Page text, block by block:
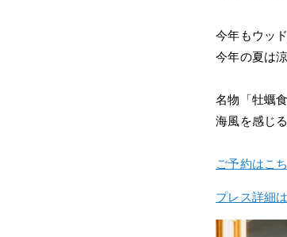
今年もウッ
今年の夏は
名物「牡蠣
海風を感じ
ご予約はこ
プレス詳細